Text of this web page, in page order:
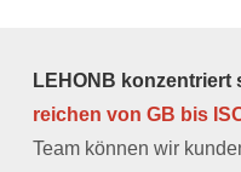
LEHONB konzentriert
reichen von GB bis
Team können wir